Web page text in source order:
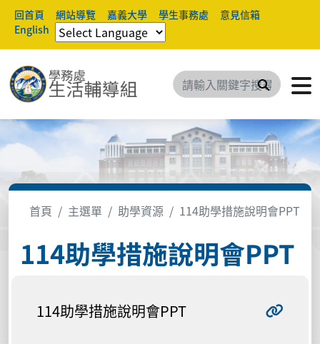
回首頁 網站導覽 嘉義大學 學生事務處
意見信箱
English
搜尋
首頁 主選單 助學資源 114助學措施說明會PPT
114助學措施說明會PPT
114助學措施說明會PPT